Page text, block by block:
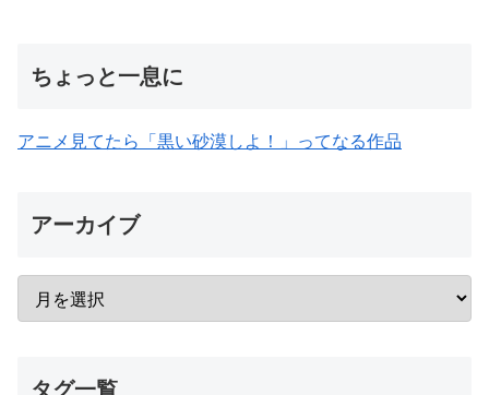
ちょっと一息に
アニメ見てたら「黒い砂漠しよ！」ってなる作品
アーカイブ
タグ一覧